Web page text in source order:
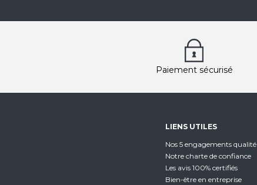
Paiement sécurisé
LIENS UTILES
Nos 5 engagements qualité
Notre charte de confiance
Les avis 100% certifiés
Bien-être en entreprise